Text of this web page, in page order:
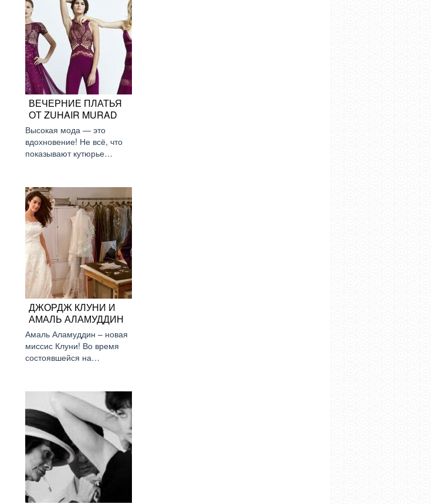
ВЕЧЕРНИЕ ПЛАТЬЯ
ОТ ZUHAIR MURAD
Высокая мода — это
вдохновение! Не всё, что
показывают кутюрье…
ДЖОРДЖ КЛУНИ И
АМАЛЬ АЛАМУДДИН
Амаль Аламуддин – новая
миссис Клуни! Во время
состоявшейся на…